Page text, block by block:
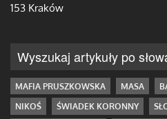
153 Kraków
Wyszukaj artykuły po
MAFIA PRUSZKOWSKA MASA
NIKOŚ
ŚWIADEK KORONNY